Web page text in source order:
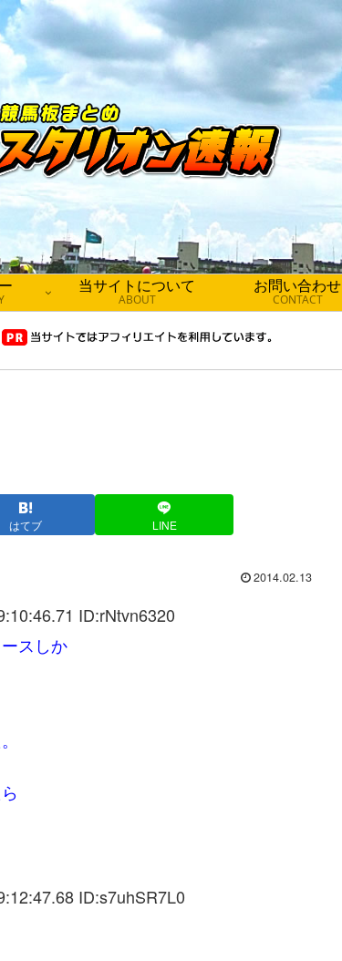
当サイトについて
ABOUT
お問い合わせ
CONTACT
はてブ LINE
2014.02.13
ID:rNtvn6320
スしか
ID:s7uhSR7L0